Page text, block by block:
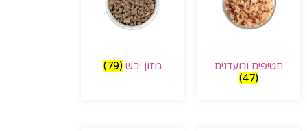
חטיפים ומעדנים
(47)
מזון יבש (79)